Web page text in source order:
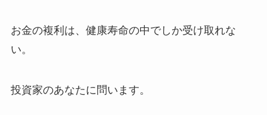
お金の複利は、健康寿命の中でしか受け取れな
い。
投資家のあなたに問います。